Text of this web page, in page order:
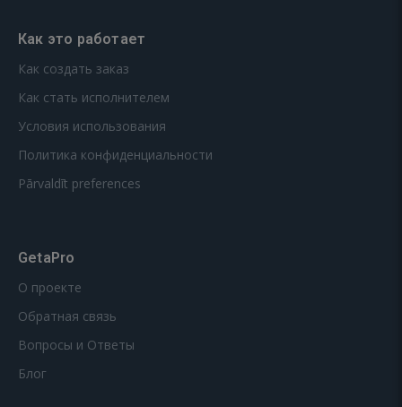
Как это работает
Как создать заказ
Как стать исполнителем
Условия использования
Политика конфиденциальности
Pārvaldīt preferences
GetaPro
О проекте
Обратная связь
Вопросы и Ответы
Блог